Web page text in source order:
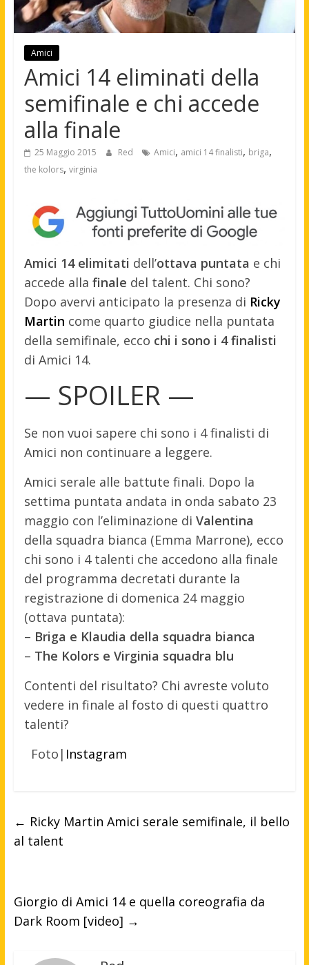
Amici
Amici 14 eliminati della
semifinale e chi accede
alla finale
25 Maggio 2015 Red Amici, amici 14 finalisti, briga,
the kolors, virginia
Amici 14 elimitati dell’ottava puntata e chi
accede alla finale del talent. Chi sono?
Dopo avervi anticipato la presenza di Ricky
Martin come quarto giudice nella puntata
della semifinale, ecco chi i sono i 4 finalisti
di Amici 14.
— SPOILER —
Se non vuoi sapere chi sono i 4 finalisti di
Amici non continuare a leggere.
Amici serale alle battute finali. Dopo la
settima puntata andata in onda sabato 23
maggio con l’eliminazione di Valentina
della squadra bianca (Emma Marrone), ecco
chi sono i 4 talenti che accedono alla finale
del programma decretati durante la
registrazione di domenica 24 maggio
(ottava puntata):
– Briga e Klaudia della squadra bianca
– The Kolors e Virginia squadra blu
Contenti del risultato? Chi avreste voluto
vedere in finale al fosto di questi quattro
talenti?
Foto| Instagram
← Ricky Martin Amici serale semifinale, il bello
al talent
Giorgio di Amici 14 e quella coreografia da
Dark Room [video] →